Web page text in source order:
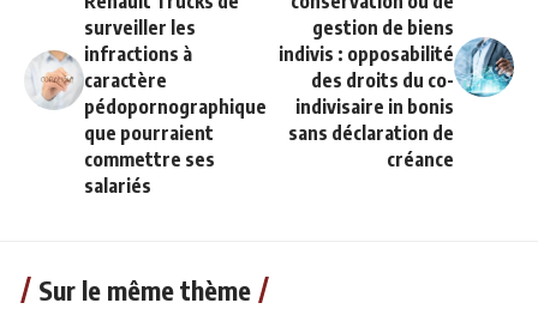
surveiller les
infractions à
caractère
pédopornographique
que pourraient
commettre ses
salariés
gestion de biens
indivis : opposabilité
des droits du co-
indivisaire in bonis
sans déclaration de
créance
Sur le même thème